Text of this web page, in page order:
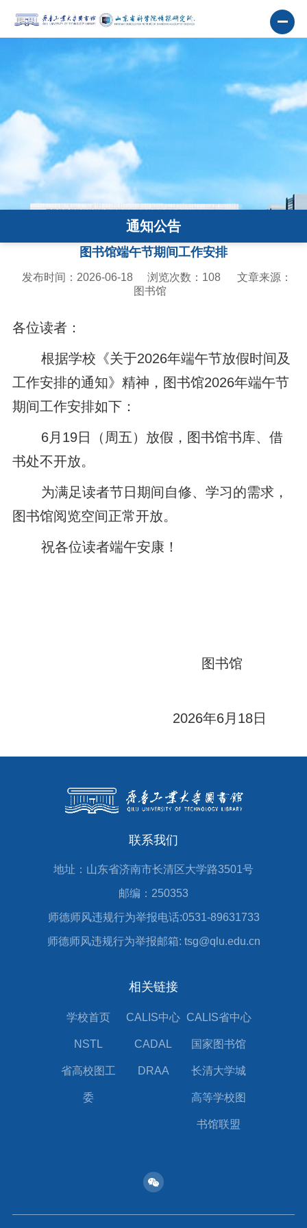
通知公告
图书馆端午节期间工作安排
发布时间：2026-06-18 浏览次数： 108
文章来源：
图书馆
各位读者：
根据学校《关于2026年端午节放假时间及
工作安排的通知》精神，图书馆2026年端午节
期间工作安排如下：
6月19日（周五）放假，图书馆书库、借
书处不开放。
为满足读者节日期间自修、学习的需求，
图书馆阅览空间正常开放。
祝各位读者端午安康！
图书馆
2026年6月18日
联系我们
地址：山东省济南市长清区大学路3501号
邮编：250353
师德师风违规行为举报电话:0531-89631733
师德师风违规行为举报邮箱: tsg@qlu.edu.cn
相关链接
学校首页 CALIS中心 CALIS省中心
NSTL CADAL 国家图书馆
省高校图工
委
DRAA 长清大学城
高等学校图
书馆联盟